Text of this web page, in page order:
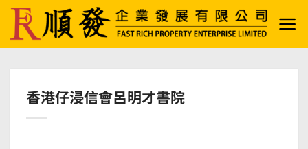
Skip
content
香港仔浸信會呂明才書院